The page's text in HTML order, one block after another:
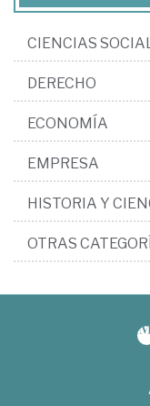
CIENCIAS
DERECHO
ECONOMÍA
EMPRESA
HISTORIA Y
OTRAS